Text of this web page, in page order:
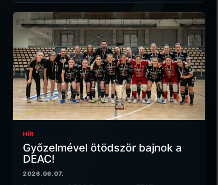
HÍR
Győzelmével ötödször bajnok a
DEAC!
2026.06.07.